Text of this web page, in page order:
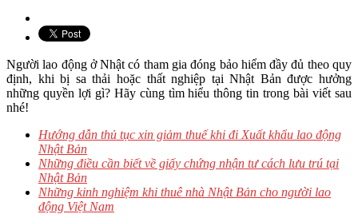
Người lao động ở Nhật có tham gia đóng bảo hiểm đầy đủ theo quy
định, khi bị sa thải hoặc thất nghiệp tại Nhật Bản được hưởng
những quyền lợi gì? Hãy cùng tìm hiểu thông tin trong bài viết sau
nhé!
Hướng dẫn thủ tục xin giảm thuế khi đi Xuất khẩu lao động
Nhật Bản
Những điều cần biết về giấy chứng nhận tư cách lưu trú tại
Nhật Bản
Những kinh nghiệm khi thuê nhà Nhật Bản cho người lao
động Việt Nam